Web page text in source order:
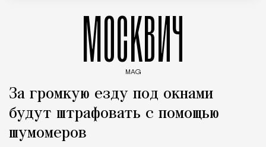
МОСКВИЧ
MAG
За громкую езду под окнами
будут штрафовать с помощью
шумомеров